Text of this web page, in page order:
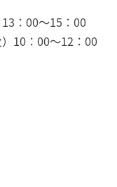
：00～15：00
00～12：00